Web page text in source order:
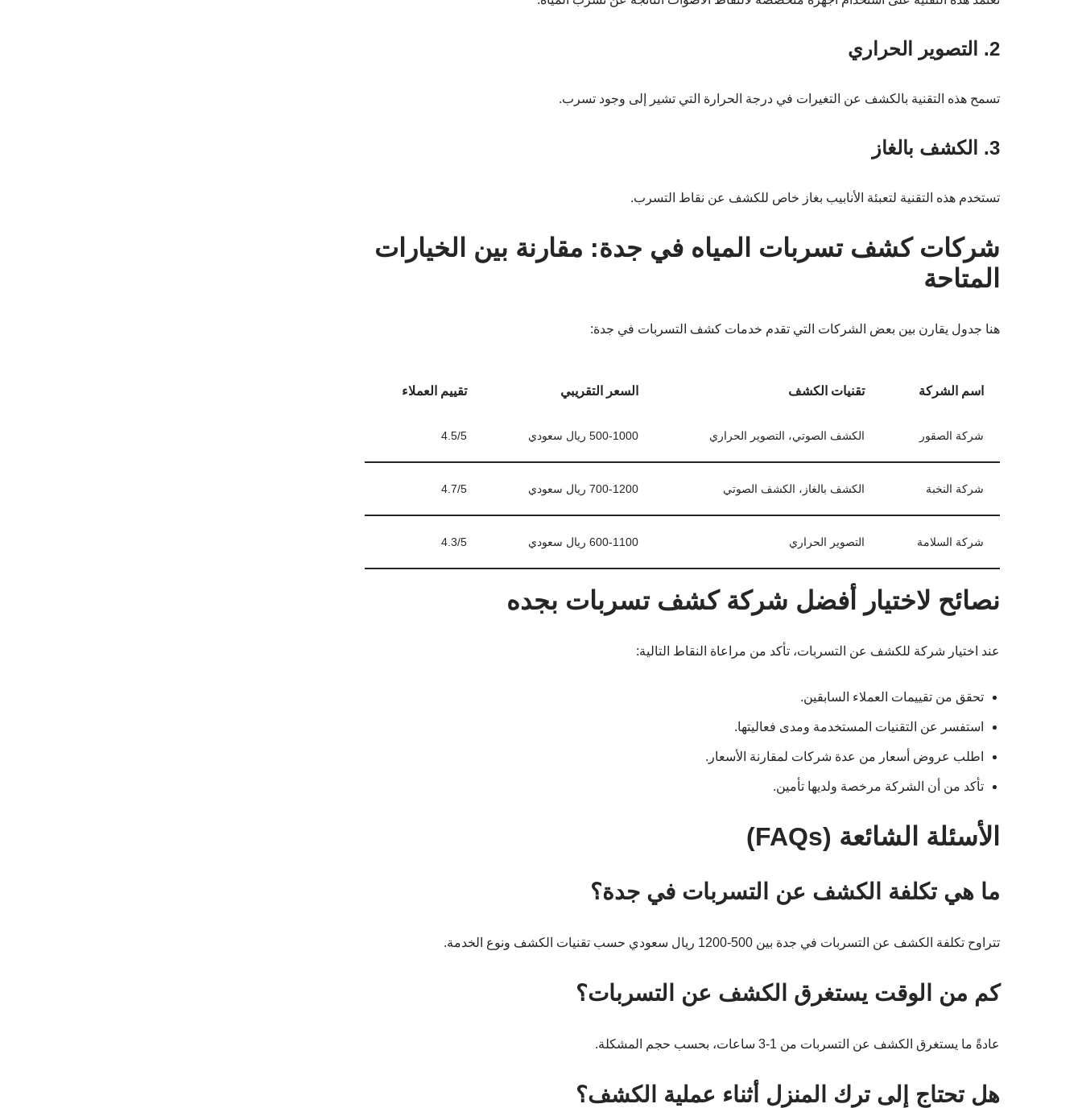
2. التصوير الحراري
تسمح هذه التقنية بالكشف عن التغيرات في درجة الحرارة التي تشير إلى وجود تسرب.
3. الكشف بالغاز
تستخدم هذه التقنية لتعبئة الأنابيب بغاز خاص للكشف عن نقاط التسرب.
شركات كشف تسربات المياه في جدة: مقارنة بين الخيارات
المتاحة
هنا جدول يقارن بين بعض الشركات التي تقدم خدمات كشف التسربات في جدة:
اسم الشركة تقنيات الكشف السعر التقريبي تقييم العملاء
شركة الصقور الكشف الصوتي، التصوير الحراري 500-1000 ريال سعودي 4.5/5
شركة النخبة الكشف بالغاز، الكشف الصوتي 700-1200 ريال سعودي 4.7/5
شركة السلامة التصوير الحراري 600-1100 ريال سعودي 4.3/5
نصائح لاختيار أفضل شركة كشف تسربات بجده
عند اختيار شركة للكشف عن التسربات، تأكد من مراعاة النقاط التالية:
تحقق من تقييمات العملاء السابقين.
استفسر عن التقنيات المستخدمة ومدى فعاليتها.
اطلب عروض أسعار من عدة شركات لمقارنة الأسعار.
تأكد من أن الشركة مرخصة ولديها تأمين.
الأسئلة الشائعة (FAQs)
ما هي تكلفة الكشف عن التسربات في جدة؟
تتراوح تكلفة الكشف عن التسربات في جدة بين 500-1200 ريال سعودي حسب تقنيات الكشف ونوع الخدمة.
كم من الوقت يستغرق الكشف عن التسربات؟
عادةً ما يستغرق الكشف عن التسربات من 1-3 ساعات، بحسب حجم المشكلة.
هل تحتاج إلى ترك المنزل أثناء عملية الكشف؟